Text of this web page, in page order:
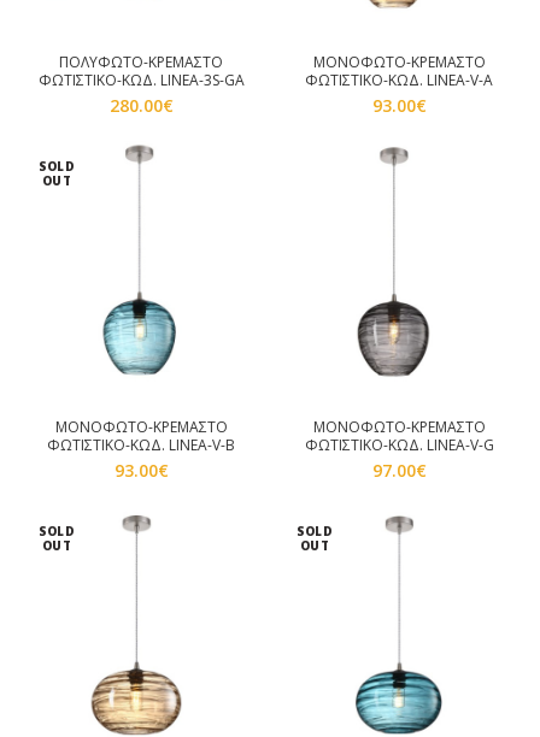
ΠΟΛΥΦΩΤΟ-ΚΡΕΜΑΣΤΟ
ΦΩΤΙΣΤΙΚΟ-ΚΩΔ. LINEA-3S-GA
280.00€
ΜΟΝΟΦΩΤΟ-ΚΡΕΜΑΣΤΟ
ΦΩΤΙΣΤΙΚΟ-ΚΩΔ. LINEA-V-A
93.00€
SOLD
OUT
ΜΟΝΟΦΩΤΟ-ΚΡΕΜΑΣΤΟ
ΦΩΤΙΣΤΙΚΟ-ΚΩΔ. LINEA-V-B
93.00€
ΜΟΝΟΦΩΤΟ-ΚΡΕΜΑΣΤΟ
ΦΩΤΙΣΤΙΚΟ-ΚΩΔ. LINEA-V-G
97.00€
SOLD
OUT
SOLD
OUT